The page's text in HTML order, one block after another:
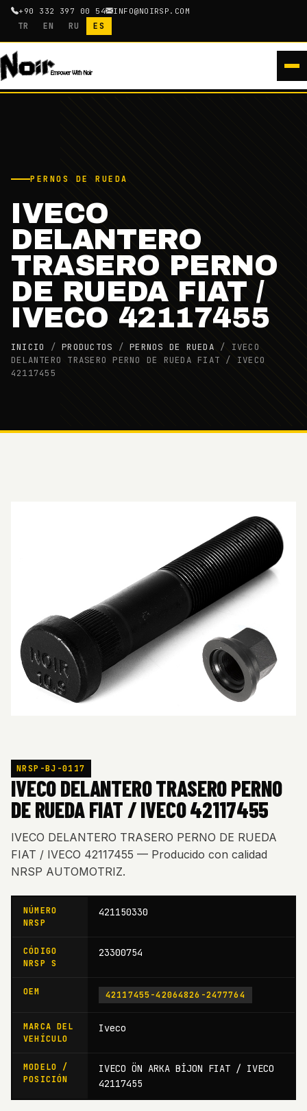
+90 332 397 00 54 INFO@NOIRSP.COM
TR EN RU ES
PERNOS DE RUEDA
IVECO
DELANTERO
TRASERO PERNO
DE RUEDA FIAT /
IVECO 42117455
INICIO /PRODUCTOS /PERNOS DE RUEDA / IVECO
DELANTERO TRASERO PERNO DE RUEDA FIAT / IVECO
42117455
NRSP-BJ-0117
IVECO DELANTERO TRASERO PERNO
DE RUEDA FIAT / IVECO 42117455
IVECO DELANTERO TRASERO PERNO DE RUEDA
FIAT / IVECO 42117455 — Producido con calidad
NRSP AUTOMOTRIZ.
NÚMERO
NRSP
421150330
CÓDIGO
NRSP S
23300754
OEM 42117455-42064826-2477764
MARCA DEL
VEHÍCULO
Iveco
MODELO /
POSICIÓN
IVECO ÖN ARKA BİJON FIAT / IVECO
42117455